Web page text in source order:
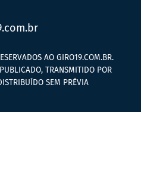
AO GIRO19.COM.BR.
TRANSMITIDO POR
SEM PRÉVIA